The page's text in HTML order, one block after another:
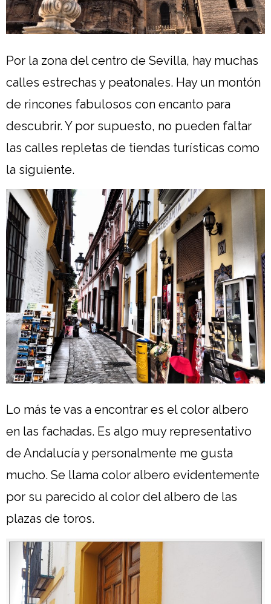
Por la zona del centro de Sevilla, hay muchas
calles estrechas y peatonales. Hay un montón
de rincones fabulosos con encanto para
descubrir. Y por supuesto, no pueden faltar
las calles repletas de tiendas turísticas como
la siguiente.
Lo más te vas a encontrar es el color albero
en las fachadas. Es algo muy representativo
de Andalucía y personalmente me gusta
mucho. Se llama color albero evidentemente
por su parecido al color del albero de las
plazas de toros.